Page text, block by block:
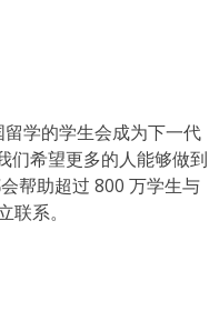
学的学生会成为下一代
们希望更多的人能够做到
帮助超过 800 万学生与
系。